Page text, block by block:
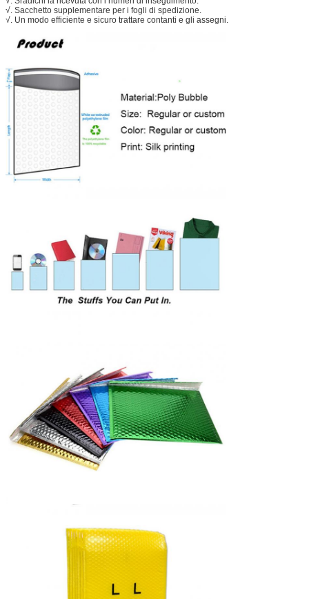
√. Sacchetto supplementare per i fogli di spedizione.
√. Un modo efficiente e sicuro trattare contanti e gli assegni.